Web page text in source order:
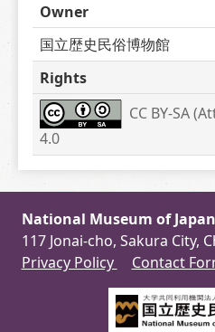
Owner
国立歴史民俗博物館
Rights
CC BY-SA
4.0
National Museum of
117 Jonai-cho, Sakura City,
Privacy Policy
Contact